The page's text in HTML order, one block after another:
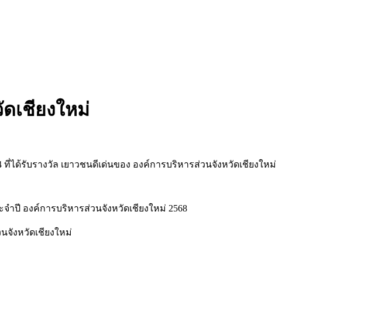
เชียงใหม่
รับรางวัล เยาวชนดีเด่นของ องค์การบริหารส่วนจังหวัดเชียงใหม่
ำปี องค์การบริหารส่วนจังหวัดเชียงใหม่ 2568
จังหวัดเชียงใหม่